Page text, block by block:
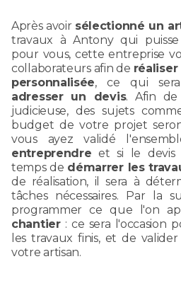
Après avoir sélectionné un
travaux à Antony qui
pour vous, cette entreprise
collaborateurs afin de
personnalisée, ce qui
adresser un devis. Afin de
judicieuse, des sujets
budget de votre projet
vous ayez validé
entreprendre et si le devis
temps de démarrer les
de réalisation, il sera à
tâches nécessaires. Par la
programmer ce que l'on
chantier: ce sera l'occasion
les travaux finis, et de
votre artisan.